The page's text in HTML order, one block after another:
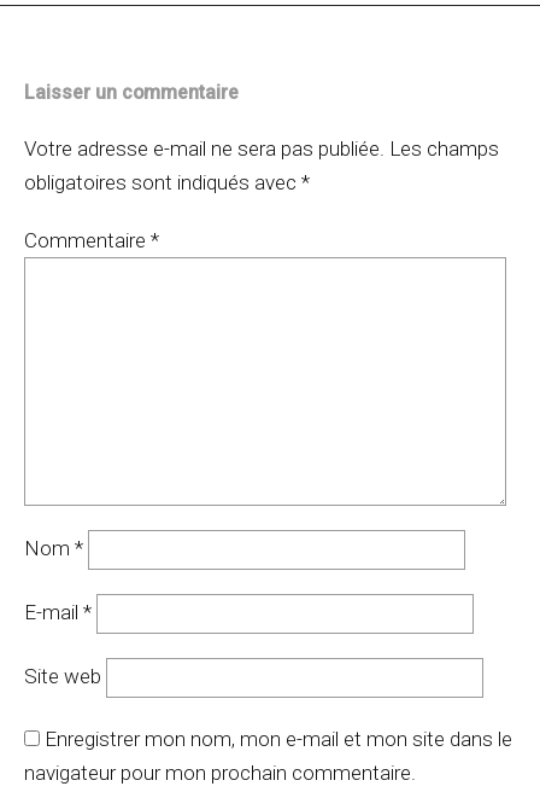
Laisser un commentaire
Votre adresse e-mail ne sera pas publiée. Les champs
obligatoires sont indiqués avec *
Commentaire *
Nom *
E-mail *
Site web
Enregistrer mon nom, mon e-mail et mon site dans le
navigateur pour mon prochain commentaire.